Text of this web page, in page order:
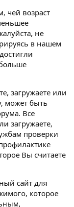
чей возраст
не
в нашем
загружаете или
может быть
Все
загружаете,
проверки
Вы считаете
сайт для
которое